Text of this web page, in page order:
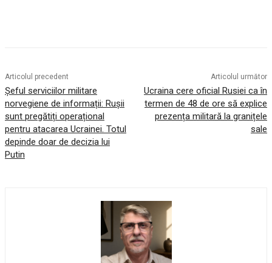
Articolul precedent
Șeful serviciilor militare
norvegiene de informații: Rușii
sunt pregătiți operațional
pentru atacarea Ucrainei. Totul
depinde doar de decizia lui
Putin
Articolul următor
Ucraina cere oficial Rusiei ca în
termen de 48 de ore să explice
prezența militară la granițele
sale